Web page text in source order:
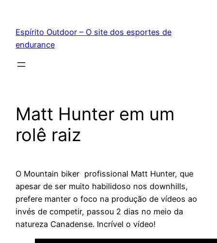
conteúdo
Espírito Outdoor – O site dos esportes de
endurance
Matt Hunter em um
rolê raiz
O Mountain biker profissional Matt Hunter, que
apesar de ser muito habilidoso nos downhills,
prefere manter o foco na produção de vídeos ao
invés de competir, passou 2 dias no meio da
natureza Canadense. Incrível o vídeo!